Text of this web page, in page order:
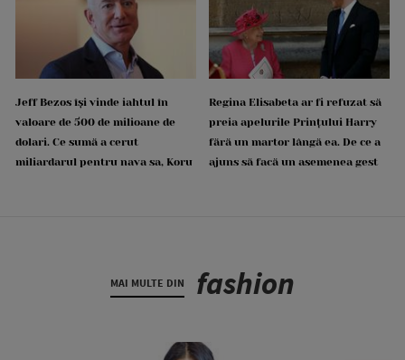
Jeff Bezos își vinde iahtul în
valoare de 500 de milioane de
dolari. Ce sumă a cerut
miliardarul pentru nava sa, Koru
Regina Elisabeta ar fi refuzat să
preia apelurile Prințului Harry
fără un martor lângă ea. De ce a
ajuns să facă un asemenea gest
MAI MULTE DIN fashion